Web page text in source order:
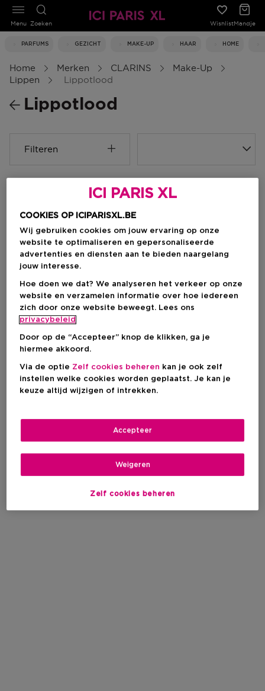
Zoeken WishlistMandje
PARFUMS GEZICHT MAKE-UP HAAR HOME
Menu
Home Merken CLARINS
Make-Up
Lippen
Lippotlood
Lippotlood
Filteren
ICI PARIS XL
COOKIES OP ICIPARISXL.BE
Wij gebruiken cookies om jouw ervaring op onze
website te optimaliseren en gepersonaliseerde
advertenties en diensten aan te bieden naargelang
jouw interesse.
Hoe doen we dat? We analyseren het verkeer op onze
website en verzamelen informatie over hoe iedereen
zich door onze website beweegt. Lees ons
privacybeleid
Door op de “Accepteer” knop de klikken, ga je
hiermee akkoord.
Via de optie Zelf cookies beheren kan je ook zelf
instellen welke cookies worden geplaatst. Je kan je
keuze altijd wijzigen of intrekken.
Zelf cookies beheren
Weigeren
Accepteer